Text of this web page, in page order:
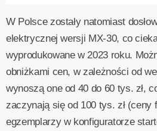
W Polsce zostały natomiast
elektrycznej wersji MX-30, co
wyprodukowane w 2023 roku.
obniżkami cen, w zależności od
wynoszą one od 40 do 60 tys. zł,
zaczynają się od 100 tys. zł (ceny
egzemplarzy w konfiguratorze